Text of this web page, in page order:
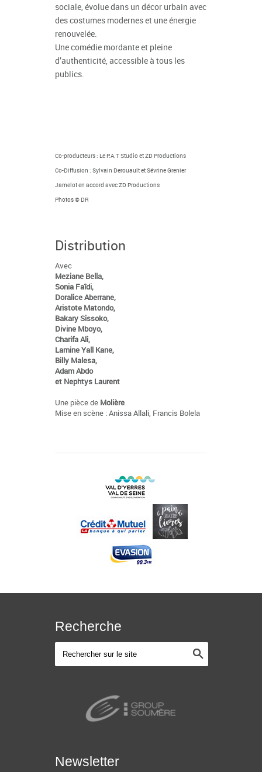
sociale, évolue dans un décor urbain avec
des costumes modernes et une énergie
renouvelée.
Une comédie mordante et pleine
d’authenticité, accessible à tous les
publics.
Co-producteurs : Le P.A.T Studio et ZD Productions
Co-Diffusion : Sylvain Derouault et Sévrine Grenier
Jamelot en accord avec ZD Productions
Photos© DR
Distribution
Avec
Meziane Bella,
Sonia Faîdi,
Doralice Aberrane,
Aristote Matondo,
Bakary Sissoko,
Divine Mboyo,
Charifa Ali,
Lamine Yall Kane,
Billy Malesa,
Adam Abdo
et Nephtys Laurent
Une pièce de Molière
Mise en scène : Anissa Allali, Francis Bolela
Recherche
Newsletter